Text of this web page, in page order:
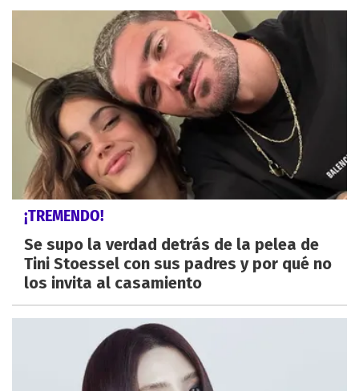
¡TREMENDO!
Se supo la verdad detrás de la pelea de
Tini Stoessel con sus padres y por qué no
los invita al casamiento